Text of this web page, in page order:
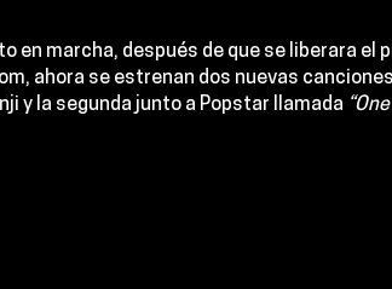
en marcha, después de que se liberara el
, ahora se estrenan dos nuevas
y la segunda junto a Popstar llamada